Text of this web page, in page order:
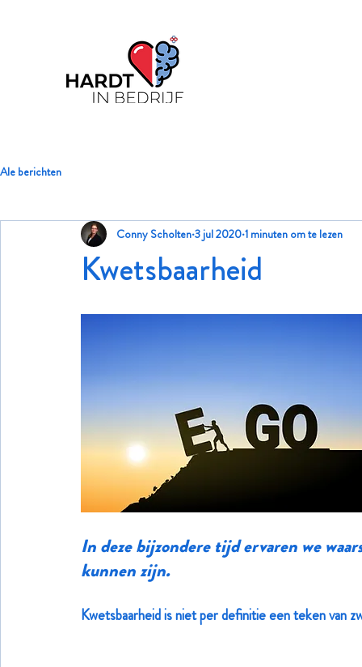
Ale berichten
Kwetsbaarheid
Conny Scholten 3 jul 2020 1 minuten om te lezen
In deze bijzondere tijd ervaren we
kunnen zijn.
Kwetsbaarheid is niet per definitie een teken van